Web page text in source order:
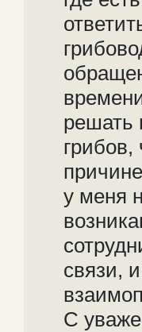
решать
грибов,
у меня
связи,
С